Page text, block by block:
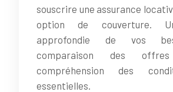
souscrire une assurance
option de couverture.
approfondie de vos
comparaison des
compréhension des
essentielles.